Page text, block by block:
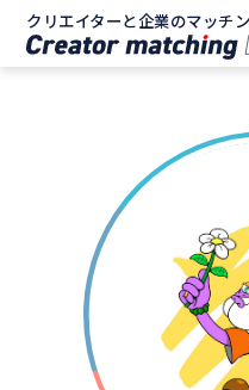
クリエイターと企業のマッチ